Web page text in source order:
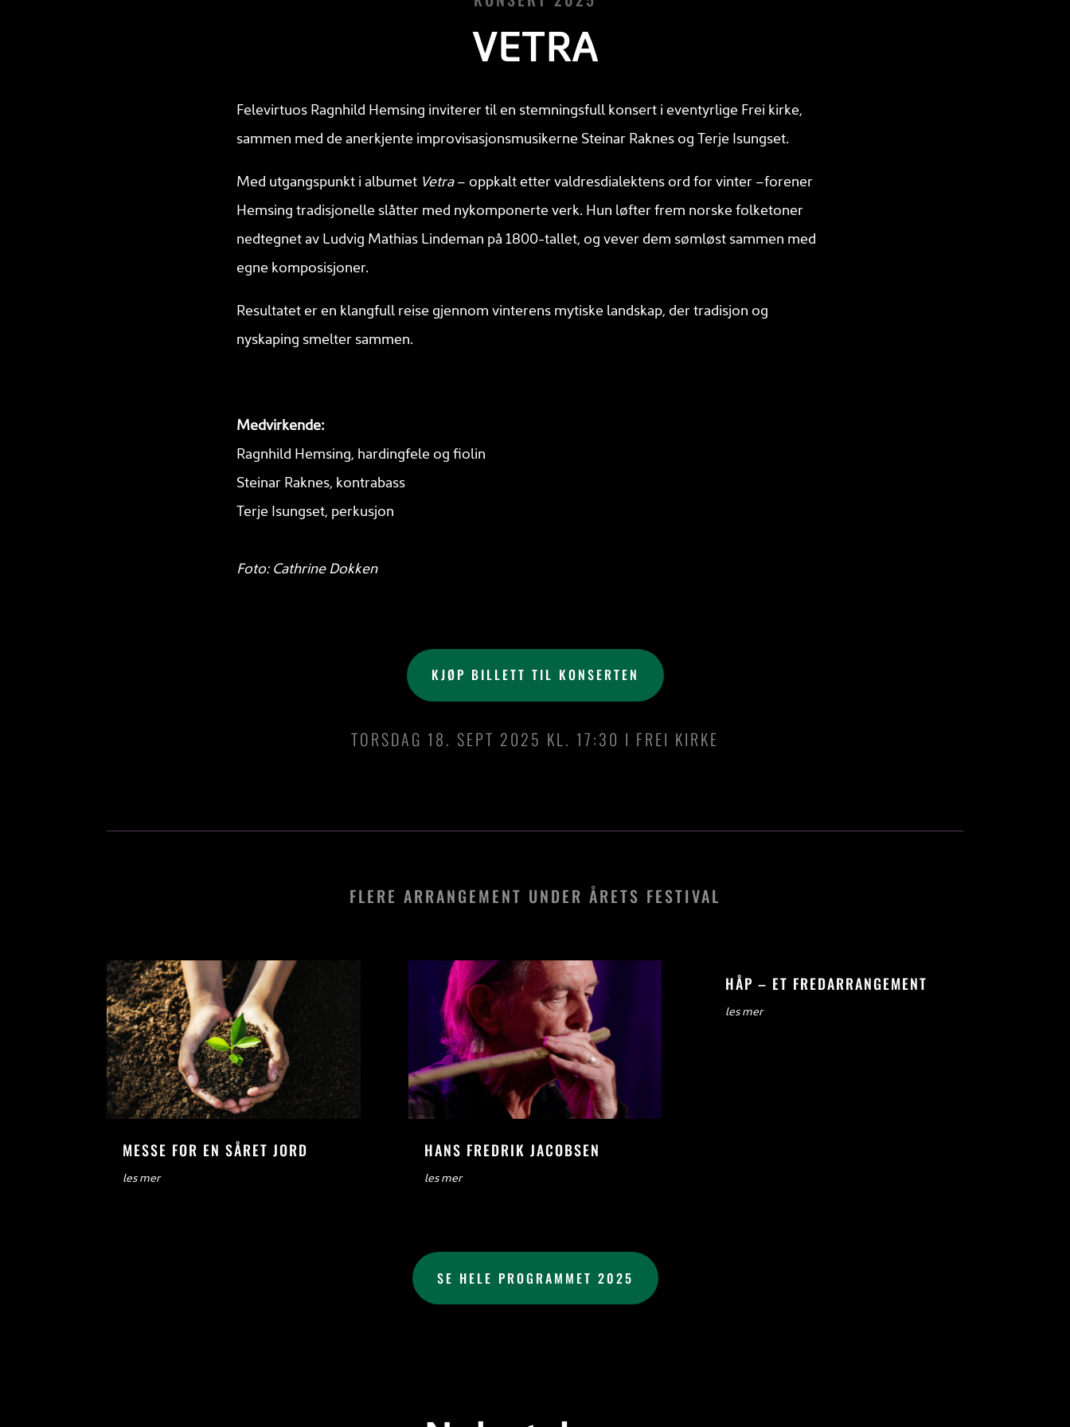
VETRA
Felevirtuos Ragnhild Hemsing inviterer til en stemningsfull konsert i eventyrlige Frei kirke,
sammen med de anerkjente improvisasjonsmusikerne Steinar Raknes og Terje Isungset.
Med utgangspunkt i albumet Vetra– oppkalt etter valdresdialektens ord for vinter –forener
Hemsing tradisjonelle slåtter med nykomponerte verk. Hun løfter frem norske folketoner
nedtegnet av Ludvig Mathias Lindeman på 1800-tallet, og vever dem sømløst sammen med
egne komposisjoner.
Resultatet er en klangfull reise gjennom vinterens mytiske landskap, der tradisjon og
nyskaping smelter sammen.
Medvirkende:
Ragnhild Hemsing, hardingfele og fiolin
Steinar Raknes, kontrabass
Terje Isungset, perkusjon
Foto: Cathrine Dokken
KJØP BILLETT TIL KONSERTEN
TORSDAG 18. SEPT 2025 KL. 17:30 I FREI KIRKE
FLERE ARRANGEMENT UNDER ÅRETS FESTIVAL
MESSE FOR EN SÅRET JORD
les mer
HANS FREDRIK JACOBSEN
les mer
HÅP – ET FREDARRANGEMENT
les mer
SE HELE PROGRAMMET 2025